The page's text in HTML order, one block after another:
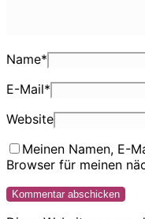
Name*
E-Mail*
Website
Meinen Namen, E-
Browser für meinen